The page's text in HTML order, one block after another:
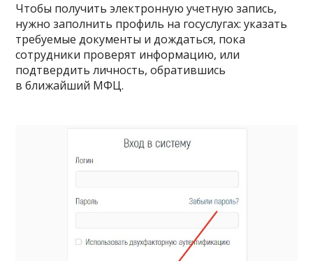
Чтобы получить электронную учетную запись,
нужно заполнить профиль на госуслугах: указать
требуемые документы и дождаться, пока
сотрудники проверят информацию, или
подтвердить личность, обратившись
в ближайший МФЦ.